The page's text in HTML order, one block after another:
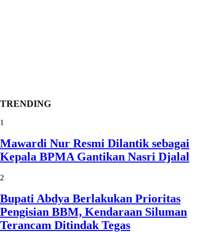
TRENDING
1
Mawardi Nur Resmi Dilantik sebagai
Kepala BPMA Gantikan Nasri Djalal
2
Bupati Abdya Berlakukan Prioritas
Pengisian BBM, Kendaraan Siluman
Terancam Ditindak Tegas